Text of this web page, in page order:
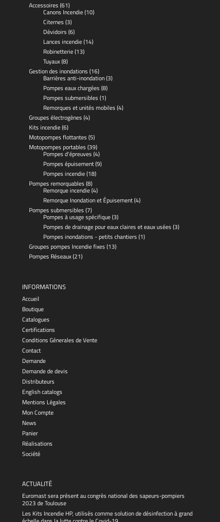
Accessoires (61)
Canons Incendie(10)
Citernes (3)
Dévidoirs (6)
Lances incendie(14)
Robinetterie(13)
Tuyaux(8)
Gestion des inondations (16)
Barrières anti-inondation(3)
Pompes eaux chargées (8)
Pompes submersibles (1)
Remorques et unités mobiles (4)
Groupes électrogènes (4)
Kits incendie(6)
Motopompes flottantes (5)
Motopompes portables (39)
Pompes d'épreuves (4)
Pompes épuisement(9)
Pompes incendie(18)
Pompes remorquables (8)
Remorque incendie(4)
Remorque Inondation et Épuisement(4)
Pompes submersibles (7)
Pompes à usage spécifique(3)
Pompes de drainage pour eaux claires et eaux usées (3)
Pompes inondations - petits chantiers (1)
Groupes pompes Incendie fixes (13)
Pompes Réseaux(21)
INFORMATIONS
Accueil
Boutique
Catalogues
Certifications
Conditions Génerales de Vente
Contact
Demande
Demande de devis
Distributeurs
English catalogs
Mentions Légales
Mon Compte
News
Panier
Réalisations
Société
ACTUALITÉ
Euromast sera présent au congrès national des sapeurs-pompiers
2023 de Toulouse
Les Kits Incendie HP, utilisés comme solution de désinfection à grand